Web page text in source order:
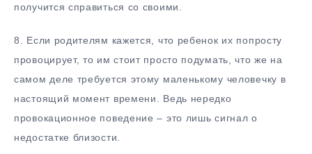
получится справиться со своими.
8. Если родителям кажется, что ребенок их попросту
провоцирует, то им стоит просто подумать, что же на
самом деле требуется этому маленькому человечку в
настоящий момент времени. Ведь нередко
провокационное поведение – это лишь сигнал о
недостатке близости.